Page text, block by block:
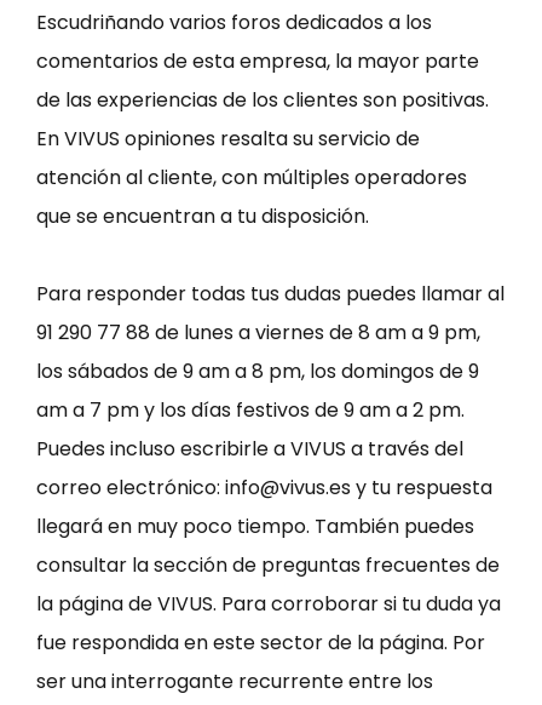
Escudriñando varios foros dedicados a los
comentarios de esta empresa, la mayor parte
de las experiencias de los clientes son positivas.
En VIVUS opiniones resalta su servicio de
atención al cliente, con múltiples operadores
que se encuentran a tu disposición.
Para responder todas tus dudas puedes llamar al
91 290 77 88 de lunes a viernes de 8 am a 9 pm,
los sábados de 9 am a 8 pm, los domingos de 9
am a 7 pm y los días festivos de 9 am a 2 pm.
Puedes incluso escribirle a VIVUS a través del
correo electrónico: info@vivus.esy tu respuesta
llegará en muy poco tiempo. También puedes
consultar la sección de preguntas frecuentes de
la página de VIVUS. Para corroborar si tu duda ya
fue respondida en este sector de la página. Por
ser una interrogante recurrente entre los